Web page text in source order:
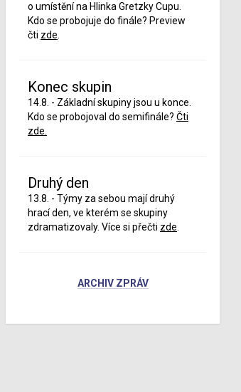
o umístění na Hlinka Gretzky Cupu.
Kdo se probojuje do finále? Preview
čti zde
Konec skupin
14.8. - Základní skupiny jsou u konce.
Kdo se probojoval do semifinále? Čti
zde.
Druhý den
13.8. - Týmy za sebou mají druhý
hrací den, ve kterém se skupiny
zdramatizovaly. Více si přečti zde
ARCHIV ZPRÁV